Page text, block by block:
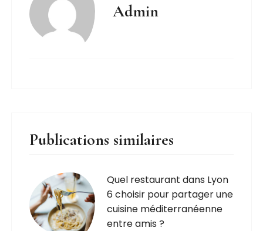
Admin
Publications similaires
Quel restaurant dans Lyon
6 choisir pour partager une
cuisine méditerranéenne
entre amis ?